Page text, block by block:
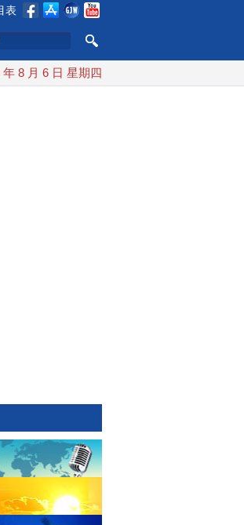
表
稱又襲擊沙特油輪
年 8 月 6 日 星期四